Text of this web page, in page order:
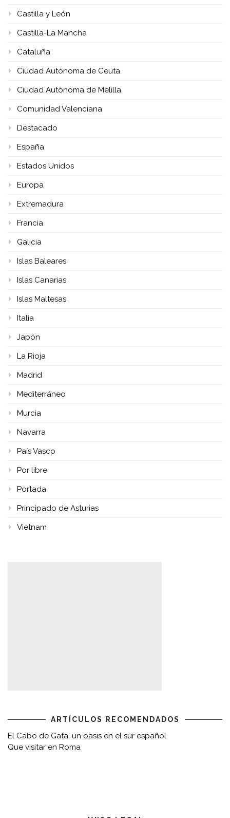
Castilla y León
Castilla-La Mancha
Cataluña
Ciudad Autónoma de Ceuta
Ciudad Autónoma de Melilla
Comunidad Valenciana
Destacado
España
Estados Unidos
Europa
Extremadura
Francia
Galicia
Islas Baleares
Islas Canarias
Islas Maltesas
Italia
Japón
La Rioja
Madrid
Mediterráneo
Murcia
Navarra
País Vasco
Por libre
Portada
Principado de Asturias
Vietnam
ARTÍCULOS RECOMENDADOS
El Cabo de Gata, un oasis en el sur español
Que visitar en Roma